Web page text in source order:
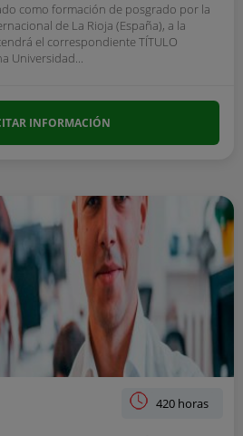
como formación de posgrado por la
de La Rioja (España), a la
el correspondiente TÍTULO
Universidad...
INFORMACIÓN
420 horas